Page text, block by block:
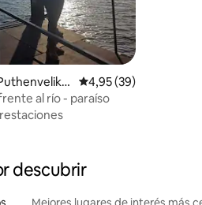
Calificación promedio:
4,95 (39)
al río - paraíso
descubrir